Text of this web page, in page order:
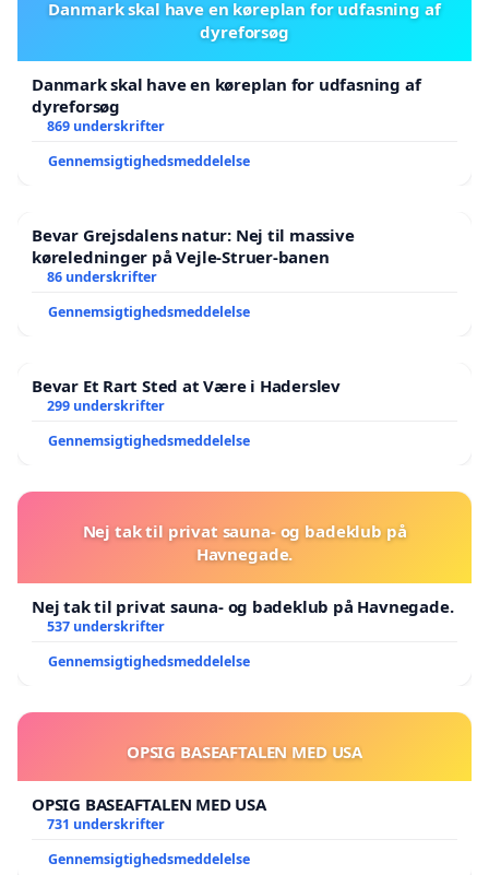
Danmark skal have en køreplan for udfasning af
dyreforsøg
Danmark skal have en køreplan for udfasning af
dyreforsøg
869 underskrifter
Gennemsigtighedsmeddelelse
Bevar Grejsdalens natur: Nej til massive
køreledninger på Vejle-Struer-banen
86 underskrifter
Gennemsigtighedsmeddelelse
Bevar Et Rart Sted at Være i Haderslev
299 underskrifter
Gennemsigtighedsmeddelelse
Nej tak til privat sauna- og badeklub på
Havnegade.
Nej tak til privat sauna- og badeklub på Havnegade.
537 underskrifter
Gennemsigtighedsmeddelelse
OPSIG BASEAFTALEN MED USA
OPSIG BASEAFTALEN MED USA
731 underskrifter
Gennemsigtighedsmeddelelse